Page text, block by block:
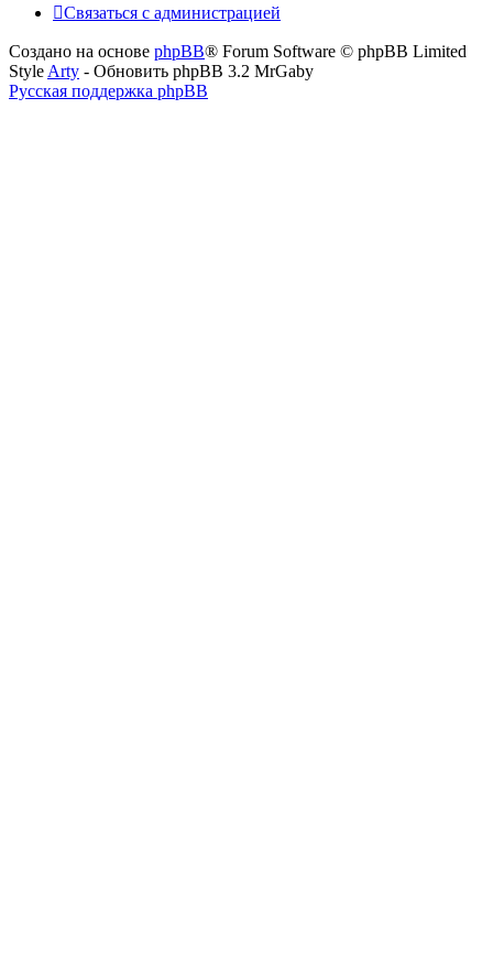
Связаться с администрацией
Создано на основе phpBB® Forum Software © phpBB Limited
StyleArty - Обновить phpBB 3.2 MrGaby
Русская поддержка phpBB